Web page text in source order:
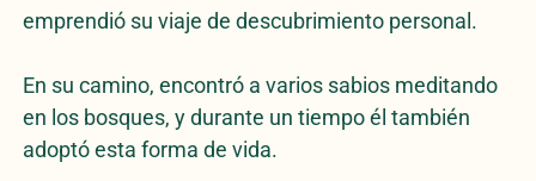
emprendió su viaje de descubrimiento personal.
En su camino, encontró a varios sabios meditando
en los bosques, y durante un tiempo él también
adoptó esta forma de vida.